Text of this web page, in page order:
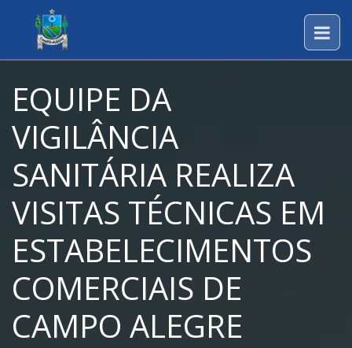
EQUIPE DA
VIGILÂNCIA
SANITÁRIA REALIZA
VISITAS TÉCNICAS EM
ESTABELECIMENTOS
COMERCIAIS DE
CAMPO ALEGRE